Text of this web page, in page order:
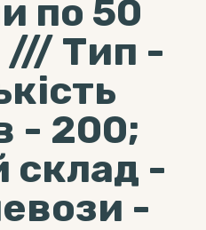
по 50
/// Тип -
- 200;
склад -
-